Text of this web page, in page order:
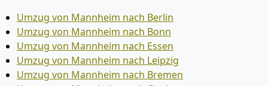
Umzug von Mannheim nach Berlin
Umzug von Mannheim nach Bonn
Umzug von Mannheim nach Essen
Umzug von Mannheim nach Leipzig
Umzug von Mannheim nach Bremen